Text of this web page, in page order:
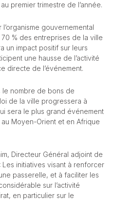
premier trimestre de l’année.
gouvernemental
% des entreprises de la ville
un impact positif sur leurs
une hausse de l’activité
directe de l’événement.
le nombre de bons de
de la ville progressera à
sera le plus grand événement
Moyen-Orient et en Afrique
Directeur Général adjoint de
Les initiatives visant à renforcer
passerelle, et à faciliter les
sur l’activité
en particulier sur le